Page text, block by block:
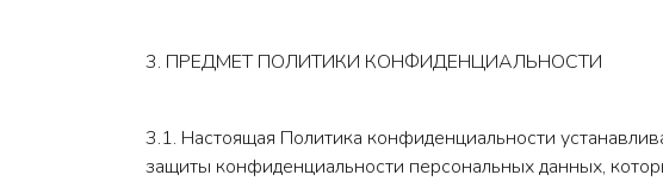
3. ПРЕДМЕТ ПОЛИТИКИ КОНФИДЕНЦИАЛЬНОСТИ
3.1. Настоящая Политика конфиденциальности
защиты конфиденциальности персональных данных,